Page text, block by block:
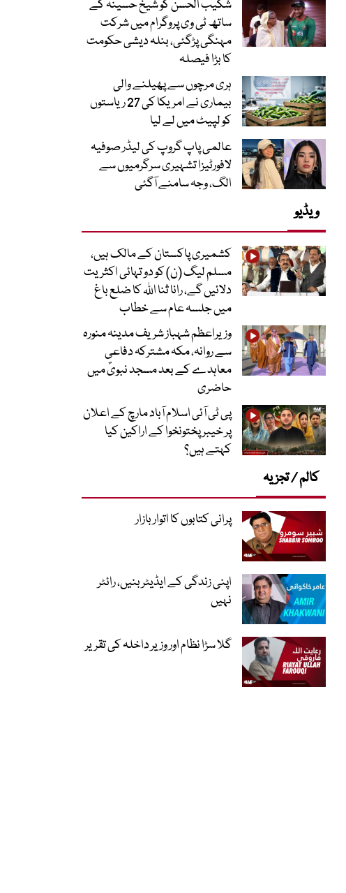
شکیب الحسن کو شیخ حسینہ کے
ساتھ ٹی وی پروگرام میں شرکت
مہنگی پڑگئی، بنلہ دیشی حکومت
کا بڑا فیصلہ
ہری مرچوں سے پھیلنے والی
بیماری نے امریکا کی 27 ریاستوں
کو لپیٹ میں لے لیا
عالمی پاپ گروپ کی لیڈر صوفیہ
لافورٹیزا تشہیری سرگرمیوں سے
الگ، وجہ سامنے آگئی
ویڈیو
کشمیری پاکستان کے مالک ہیں،
مسلم لیگ (ن) کو دو تہائی اکثریت
دلائیں گے، رانا ثنا اللہ کا ضلع باغ
میں جلسہ عام سے خطاب
وزیراعظم شہباز شریف مدینہ منورہ
سے روانہ، مکہ مشترکہ دفاعی
معاہدے کے بعد مسجد نبویؐ میں
حاضری
پی ٹی آئی اسلام آباد مارچ کے اعلان
پر خیبر پختونخوا کے اراکین کیا
کہتے ہیں؟
کالم / تجزیہ
پرانی کتابوں کا اتوار بازار
اپنی زندگی کے ایڈیٹر بنیں، رائٹر
نہیں
گلا سڑا نظام اور وزیر داخلہ کی تقریر